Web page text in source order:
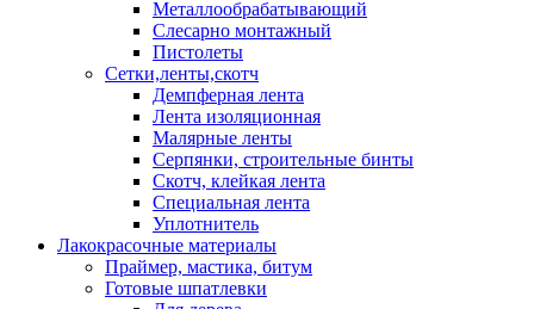
Металлообрабатывающий
Слесарно монтажный
Пистолеты
Сетки,ленты,скотч
Демпферная лента
Лента изоляционная
Малярные ленты
Серпянки, строительные бинты
Скотч, клейкая лента
Специальная лента
Уплотнитель
Лакокрасочные материалы
Праймер, мастика, битум
Готовые шпатлевки